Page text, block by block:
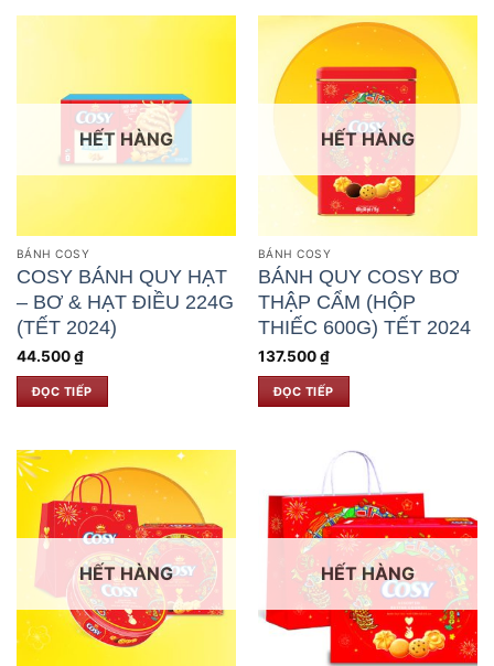
HẾT HÀNG
BÁNH COSY
COSY BÁNH QUY HẠT
– BƠ & HẠT ĐIỀU 224G
(TẾT 2024)
44.500₫
ĐỌC TIẾP
HẾT HÀNG
BÁNH COSY
BÁNH QUY COSY BƠ
THẬP CẨM (HỘP
THIẾC 600G) TẾT 2024
137.500₫
ĐỌC TIẾP
HẾT HÀNG HẾT HÀNG